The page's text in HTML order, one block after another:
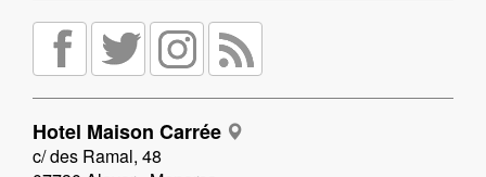
Hotel Maison Carrée
c/ des Ramal, 48